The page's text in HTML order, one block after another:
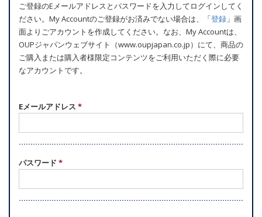
マ
リ
ー
タ
ブ
ご登録のEメールアドレスとパスワードを入力してログインしてく
ださい。My Accountのご登録がお済みでない場合は、「登録 」画
面よりごアカウントを作成してください。なお、My Accountは、
OUPジャパンウェブサイト（www.oupjapan.co.jp）にて、商品の
ご購入または購入者様限定コンテンツをご利用いただく際に必要
なアカウントです。
Eメールアドレス *
パスワード *